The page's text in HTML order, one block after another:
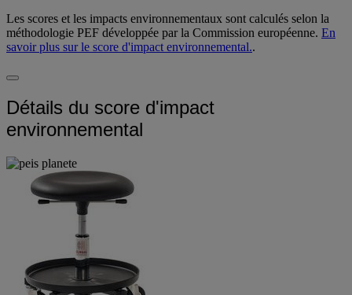
Les scores et les impacts environnementaux sont calculés selon la
méthodologie PEF développée par la Commission européenne. En
savoir plus sur le score d'impact environnemental..
Détails du score d'impact
environnemental